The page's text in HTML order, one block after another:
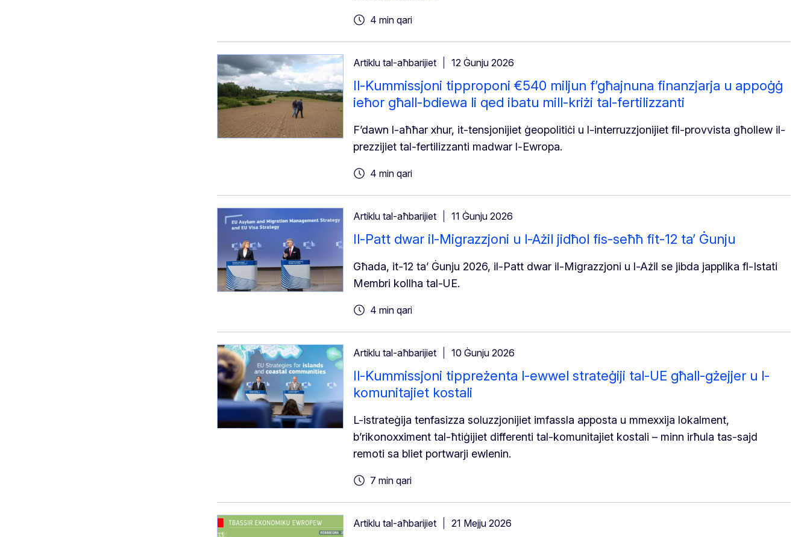
4 min qari
Artiklu tal-aħbarijiet 12 Ġunju 2026
Il-Kummissjoni tipproponi €540 miljun f’għajnuna finanzjarja u appoġġ
ieħor għall-bdiewa li qed ibatu mill-kriżi tal-fertilizzanti
F’dawn l-aħħar xhur, it-tensjonijiet ġeopolitiċi u l-interruzzjonijiet fil-provvista għollew il-
prezzijiet tal-fertilizzanti madwar l-Ewropa.
4 min qari
Artiklu tal-aħbarijiet 11 Ġunju 2026
Il-Patt dwar il-Migrazzjoni u l-Ażil jidħol fis-seħħ fit-12 ta’ Ġunju
Għada, it-12 ta’ Ġunju 2026, il-Patt dwar il-Migrazzjoni u l-Ażil se jibda japplika fl-Istati
Membri kollha tal-UE.
4 min qari
Artiklu tal-aħbarijiet 10 Ġunju 2026
Il-Kummissjoni tippreżenta l-ewwel strateġiji tal-UE għall-gżejjer u l-
komunitajiet kostali
L-istrateġija tenfasizza soluzzjonijiet imfassla apposta u mmexxija lokalment,
b’rikonoxximent tal-ħtiġijiet differenti tal-komunitajiet kostali – minn irħula tas-sajd
remoti sa bliet portwarji ewlenin.
7 min qari
Artiklu tal-aħbarijiet 21 Mejju 2026